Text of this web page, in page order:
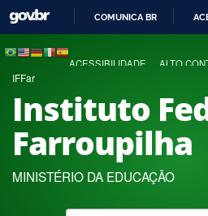
COMUNICA BR
ACESSIBILIDADE ALTO
IFFar
Instituto
Farroupilha
MINISTÉRIO DA EDUCAÇÃO